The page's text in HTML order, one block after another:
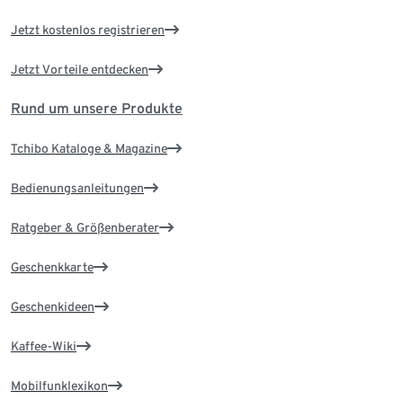
Jetzt kostenlos registrieren
Jetzt Vorteile entdecken
Rund um unsere Produkte
Tchibo Kataloge & Magazine
Bedienungsanleitungen
Ratgeber & Größenberater
Geschenkkarte
Geschenkideen
Kaffee-Wiki
Mobilfunklexikon